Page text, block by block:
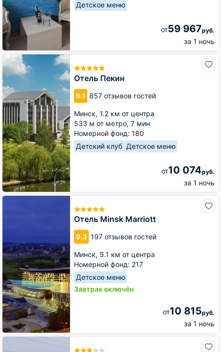
Детское меню
от59 967руб.
за 1 ночь
Отель Пекин
9.1 857 отзывов гостей
Минск, 1.2 км от центра
533 м от метро, 7 мин
Номерной фонд: 180
Детский клуб Детское меню
от10 074руб.
за 1 ночь
Отель
Пекин
Отель Minsk Marriott
9.3 197 отзывов гостей
Минск, 5.1 км от центра
Номерной фонд: 217
Детское меню
Завтрак включён
от10 815руб.
за 1 ночь
Отель
Отель
Арена